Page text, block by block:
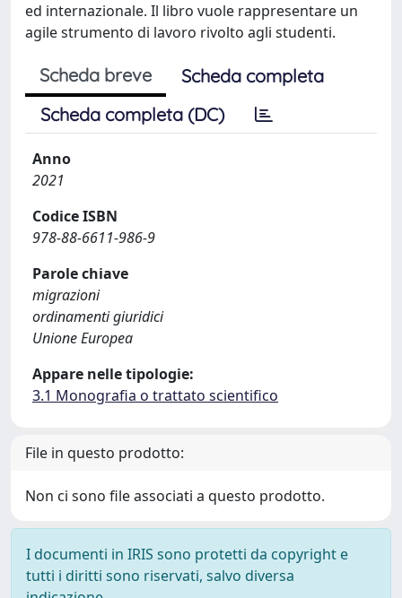
ed internazionale. Il libro vuole rappresentare un
agile strumento di lavoro rivolto agli studenti.
Scheda breve
Scheda completa
Scheda completa (DC)
Anno
2021
Codice ISBN
978-88-6611-986-9
Parole chiave
migrazioni
ordinamenti giuridici
Unione Europea
Appare nelle tipologie:
3.1 Monografia o trattato scientifico
File in questo prodotto:
Non ci sono file associati a questo prodotto.
I documenti in IRIS sono protetti da copyright e
tutti i diritti sono riservati, salvo diversa